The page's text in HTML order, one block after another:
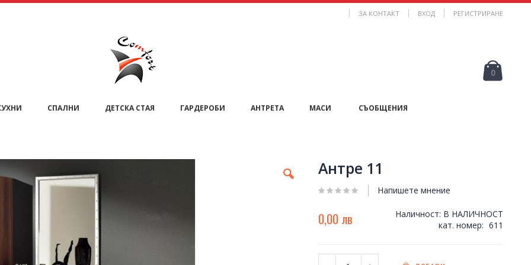
ЗА КОНТАКТ ВХОД РЕГИСТРИРАНЕ
0
СПАЛНИ ДЕТСКА СТАЯ ГАРДЕРОБИ АНТРЕТА МАСИ СЪОБЩЕНИЯ
Антре 11
Напишете мнение
0,00 лв Наличност: В НАЛИЧНОСТ
кат. номер
611